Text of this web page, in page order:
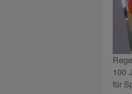
100
für